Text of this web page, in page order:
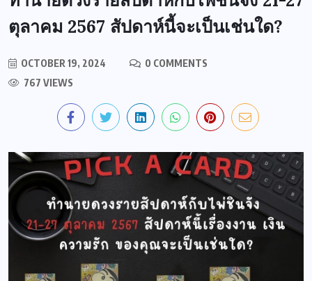
ตุลาคม 2567 สัปดาห์นี้จะเป็นเช่นใด?
OCTOBER 19, 2024
0 COMMENTS
767 VIEWS